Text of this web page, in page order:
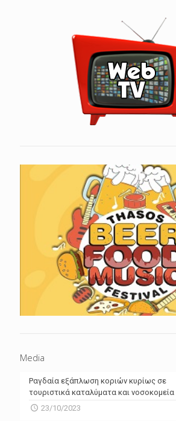
Media
Ραγδαία εξάπλωση κοριών κυρίως σε
τουριστικά καταλύματα και νοσοκομεία
23/10/2023